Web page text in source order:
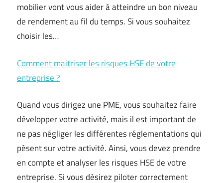
mobilier vont vous aider à atteindre un bon niveau
de rendement au fil du temps. Si vous souhaitez
choisir les…
Comment maitriser les risques HSE de votre
entreprise ?
Quand vous dirigez une PME, vous souhaitez faire
développer votre activité, mais il est important de
ne pas négliger les différentes réglementations qui
pèsent sur votre activité. Ainsi, vous devez prendre
en compte et analyser les risques HSE de votre
entreprise. Si vous désirez piloter correctement